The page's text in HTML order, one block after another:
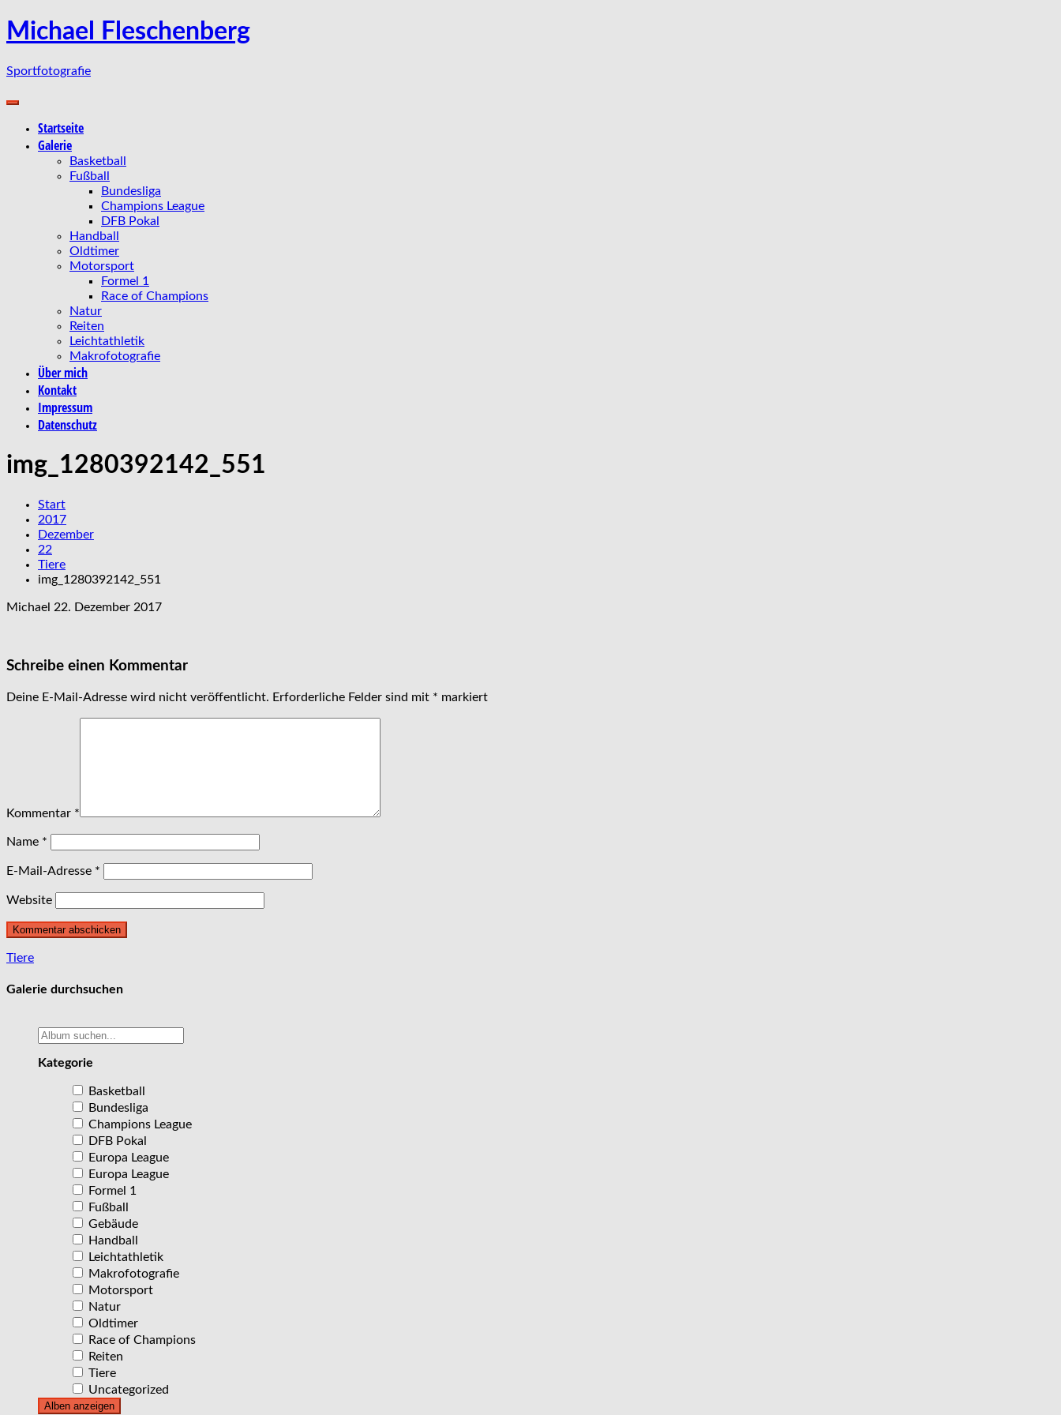
Zum
Inhalt
Michael Fleschenberg
Sportfotografie
Startseite
Galerie
Basketball
Fußball
Bundesliga
Champions League
DFB Pokal
Handball
Oldtimer
Motorsport
Formel 1
Race of Champions
Natur
Reiten
Leichtathletik
Makrofotografie
Über mich
Kontakt
Impressum
Datenschutz
img_1280392142_551
Start
2017
Dezember
22
Tiere
img_1280392142_551
Michael 22. Dezember 2017
Schreibe einen Kommentar
Deine E-Mail-Adresse wird nicht veröffentlicht. Erforderliche Felder sind mit * markiert
Kommentar *
Name *
E-Mail-Adresse *
Website
Beitragsnavigation
Tiere
Galerie durchsuchen
Kategorie
Basketball
Bundesliga
Champions League
DFB Pokal
Europa League
Europa League
Formel 1
Fußball
Gebäude
Handball
Leichtathletik
Makrofotografie
Motorsport
Natur
Oldtimer
Race of Champions
Reiten
Tiere
Uncategorized